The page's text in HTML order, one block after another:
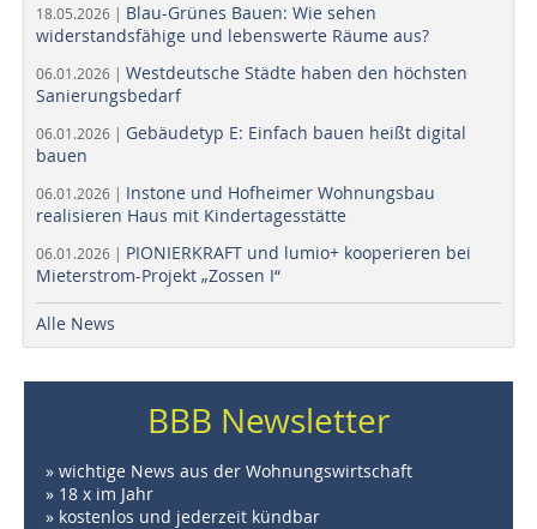
18.05.2026 | Blau-Grünes Bauen: Wie sehen
widerstandsfähige und lebenswerte Räume aus?
06.01.2026 | Westdeutsche Städte haben den höchsten
Sanierungsbedarf
06.01.2026 | Gebäudetyp E: Einfach bauen heißt digital
bauen
06.01.2026 | Instone und Hofheimer Wohnungsbau
realisieren Haus mit Kindertagesstätte
06.01.2026 | PIONIERKRAFT und lumio+ kooperieren bei
Mieterstrom-Projekt „Zossen I“
Alle News
BBB Newsletter
» wichtige News aus der Wohnungswirtschaft
» 18 x im Jahr
» kostenlos und jederzeit kündbar